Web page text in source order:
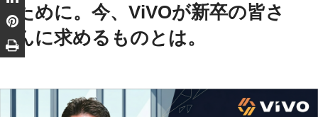
ために。今、ViVOが新卒の皆さ
んに求めるものとは。